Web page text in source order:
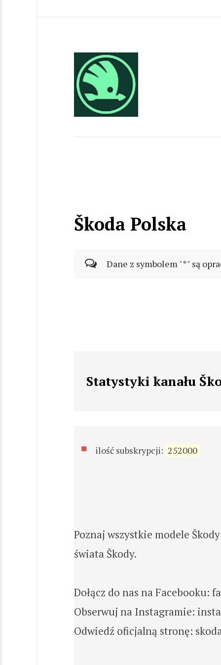
Škoda Polska
Dane z symbolem "*" są
Statystyki kanału
ilość subskrypcji: 252000
Poznaj wszystkie modele
świata Škody.
Dołącz do nas na Facebooku:
Obserwuj na Instagramie:
Odwiedź oficjalną stronę: